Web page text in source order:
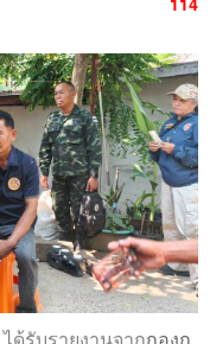
114
ด้รับรายงานจากกองก